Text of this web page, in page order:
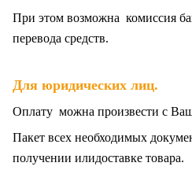
При этом возможна комиссия
перевода средств.
Для юридических лиц.
Оплату можна произвести с
Пакет всех необходимых
получении илидоставке товара.